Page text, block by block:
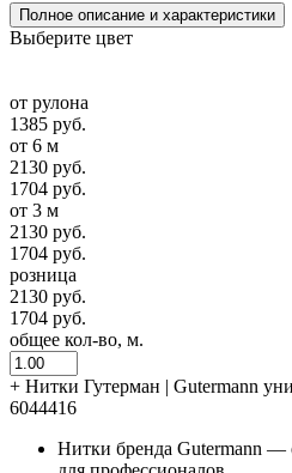
Полное описание и характеристики
Выберите цвет
от рулона
1385 руб.
от 6 м
2130 руб.
1704 руб.
от 3 м
2130 руб.
1704 руб.
розница
2130 руб.
1704 руб.
общее кол-во, м.
+ Нитки Гутерман | Gutermann
6044416
Нитки бренда Gutermann —